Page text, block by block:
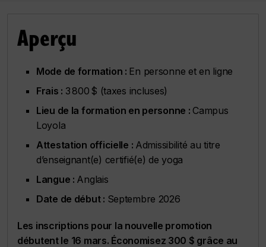
Aperçu
Mode de formation : En personne et en ligne
Frais : 3 800 $ (taxes incluses)
Lieu de la formation en personne : Campus
Loyola
Attestation officielle : Admissibilité au titre
d’enseignant(e) certifié(e) de yoga
Langue : Anglais
Date de début : Septembre 2026
Les inscriptions pour la nouvelle promotion
débutent le 16 mars. Économisez 300 $ grâce au